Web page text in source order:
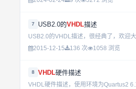
7 USB2.0的VHDL描述
USB2.0的VHDL描述，很经典了，欢迎
2015-12-15
136 次 1058 浏览
8 VHDL硬件描述